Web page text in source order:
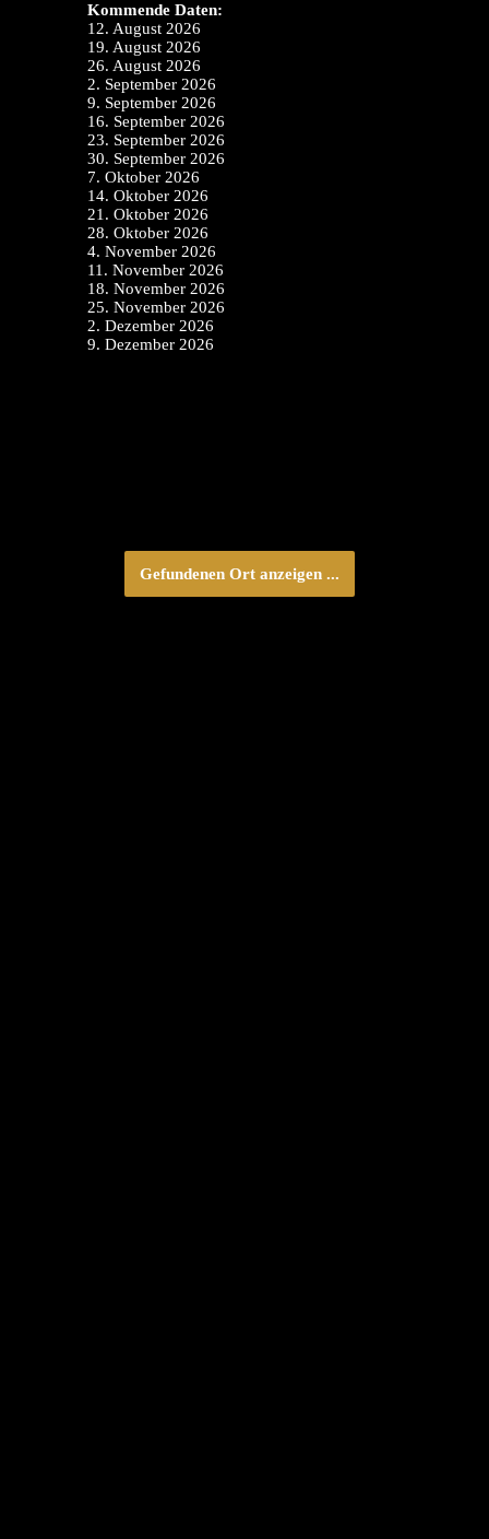
Kommende Daten:
12. August 2026
19. August 2026
26. August 2026
2. September 2026
9. September 2026
16. September 2026
23. September 2026
30. September 2026
7. Oktober 2026
14. Oktober 2026
21. Oktober 2026
28. Oktober 2026
4. November 2026
11. November 2026
18. November 2026
25. November 2026
2. Dezember 2026
9. Dezember 2026